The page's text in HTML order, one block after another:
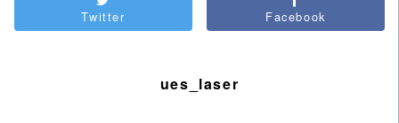
Twitter Facebook
ues_laser